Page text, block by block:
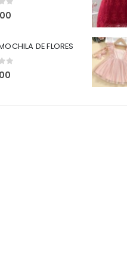
DE FLORES